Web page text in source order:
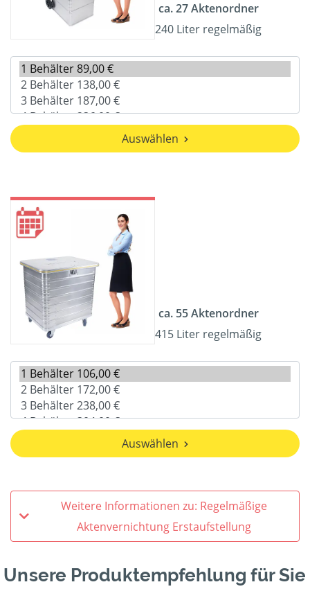
ca. 27 Aktenordner
240 Liter regelmäßig
Auswählen
ca. 55 Aktenordner
415 Liter regelmäßig
Auswählen
Weitere Informationen zu: Regelmäßige
Aktenvernichtung Erstaufstellung
Unsere Produktempfehlung für Sie